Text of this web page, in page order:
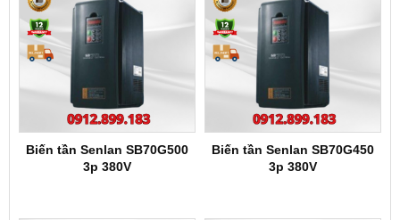
Biến tần Senlan SB70G500
3p 380V
Biến tần Senlan SB70G450
3p 380V